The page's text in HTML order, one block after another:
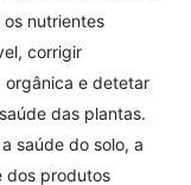
nutrientes
corrigir
orgânica e detetar
das plantas.
saúde do solo, a
dos produtos